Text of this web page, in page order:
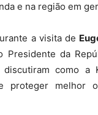
e na região em
a visita de
da
como a
melhor